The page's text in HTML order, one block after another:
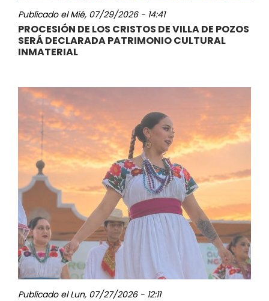
Publicado elMié, 07/29/2026 - 14:41
PROCESIÓN DE LOS CRISTOS DE VILLA DE POZOS
SERÁ DECLARADA PATRIMONIO CULTURAL
INMATERIAL
Publicado elLun, 07/27/2026 - 12:11